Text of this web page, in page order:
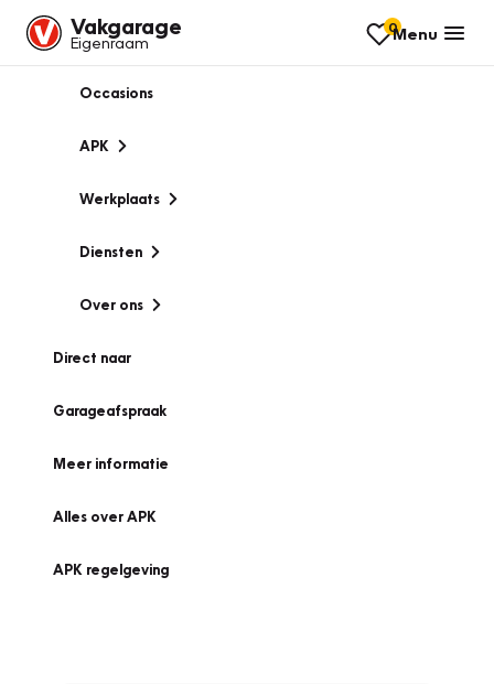
Vakgarage
Eigenraam
0Menu
Occasions
APK
Werkplaats
Diensten
Over ons
Direct naar
Garageafspraak
Meer informatie
Alles over APK
APK regelgeving